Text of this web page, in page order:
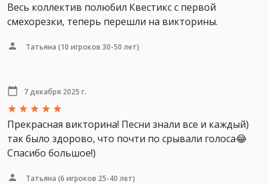
Весь коллектив полюбил Квестикс с первой
смехорезки, теперь перешли на викторины.
Татьяна (10 игроков 30-50 лет)
7 декабря 2025 г.
Прекрасная викторина! Песни знали все и каждый)
так было здорово, что почти по срывали голоса😂
Спасибо большое!)
Татьяна (6 игроков 25-40 лет)